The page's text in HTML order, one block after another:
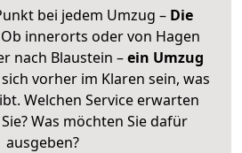
bei jedem Umzug – Die
Ob innerorts oder von Hagen
nach Blaustein –ein Umzug
vorher im Klaren sein, was
Welchen Service erwarten
Was möchten Sie dafür
ausgeben?